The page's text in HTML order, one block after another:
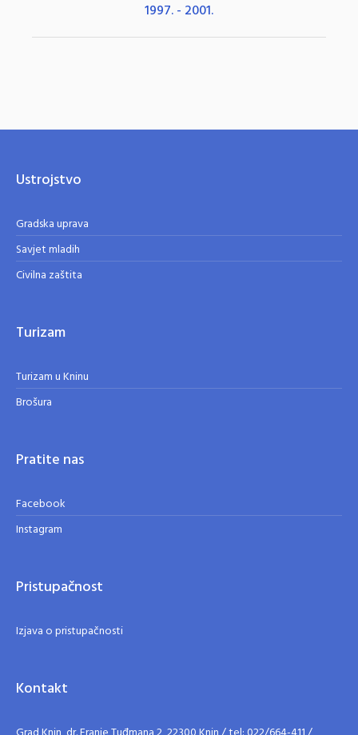
1997. - 2001.
Ustrojstvo
Gradska uprava
Savjet mladih
Civilna zaštita
Turizam
Turizam u Kninu
Brošura
Pratite nas
Facebook
Instagram
Pristupačnost
Izjava o pristupačnosti
Kontakt